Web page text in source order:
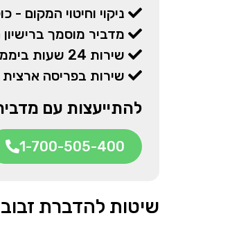
ניקוי וחיטוי המקום
מדביר מוסמך
שירות 24 שעות ביממה
שירות בפריסה
להתייעצות עם
1-700-505-400
שיטות להדברת